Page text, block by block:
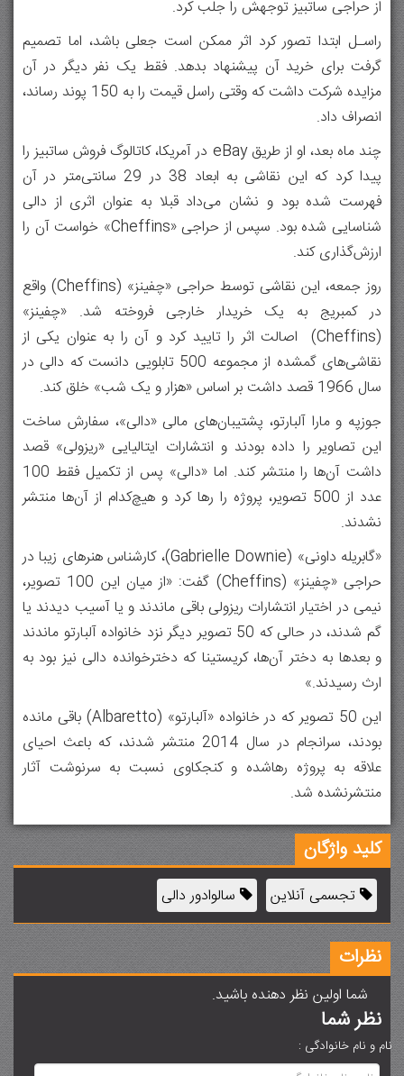
از حراجی ساتبیز توجهش را جلب کرد.
راسـل ابتدا تصور کرد اثر ممکن است جعلی باشد، اما تصمیم
گرفت برای خرید آن پیشنهاد بدهد. فقط یک نفر دیگر در آن
مزایده شرکت داشت که وقتی راسل قیمت را به ۱۵۰ پوند رساند،
انصراف داد.
چند ماه بعد، او از طریق eBay در آمریکا، کاتالوگ فروش ساتبیز را
پیدا کرد که این نقاشی به ابعاد ۳۸ در ۲۹ سانتی‌متر در آن
فهرست شده بود و نشان می‌داد قبلا به عنوان اثری از دالی
شناسایی شده بود. سپس از حراجی «Cheffins» خواست آن را
ارزش‌گذاری کند.
روز جمعه، این نقاشی توسط حراجی «چفینز» (Cheffins) واقع
در کمبریج به یک خریدار خارجی فروخته شد. «چفینز»
(Cheffins) اصالت اثر را تایید کرد و آن را به عنوان یکی از
نقاشی‌های گمشده از مجموعه‌ ۵۰۰ تابلویی دانست که دالی در
سال ۱۹۶۶ قصد داشت بر اساس «هزار و یک شب» خلق کند.
جوزپه و مارا آلبارتو، پشتیبان‌های مالی «دالی»، سفارش ساخت
این تصاویر را داده بودند و انتشارات ایتالیایی «ریزولی» قصد
داشت آن‌ها را منتشر کند. اما «دالی» پس از تکمیل فقط ۱۰۰
عدد از ۵۰۰ تصویر، پروژه را رها کرد و هیچ‌کدام از آن‌ها منتشر
نشدند.
«گابریله داونی» (Gabrielle Downie)، کارشناس هنرهای زیبا در
حراجی «چفینز» (Cheffins) گفت: «از میان این ۱۰۰ تصویر،
نیمی در اختیار انتشارات ریزولی باقی ماندند و یا آسیب دیدند یا
گم شدند، در حالی که ۵۰ تصویر دیگر نزد خانواده آلبارتو ماندند
و بعدها به دختر آن‌ها، کریستینا که دخترخوانده‌ دالی نیز بود به
ارث رسیدند.»
این ۵۰ تصویر که در خانواده «آلبارتو» (Albaretto) باقی مانده
بودند، سرانجام در سال ۲۰۱۴ منتشر شدند، که باعث احیای
علاقه به پروژه‌ رهاشده و کنجکاوی نسبت به سرنوشت آثار
منتشرنشده شد.
کلید واژگان
تجسمی آنلاین سالوادور دالی
نظرات
شما اولین نظر دهنده باشید.
نظر شما
نام و نام خانوادگی :